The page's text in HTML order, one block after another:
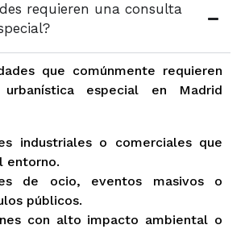
requieren una consulta
que comúnmente requieren
especial en Madrid
industriales o comerciales que
entorno.
de ocio, eventos masivos o
públicos.
con alto impacto ambiental o